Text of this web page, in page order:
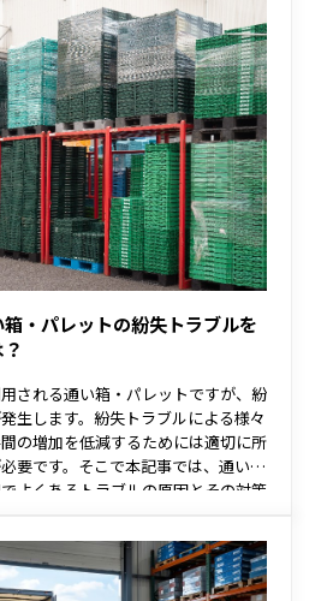
・パレットの紛失トラブルを
される通い箱・パレットですが、紛
生します。紛失トラブルによる様々
の増加を低減するためには適切に所
要です。そこで本記事では、通い
よくあるトラブルの原因とその対策